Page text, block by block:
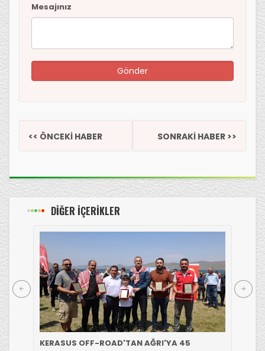
Mesajınız
<< ÖNCEKİ HABER SONRAKİ HABER >>
DİĞER İÇERİKLER
KERASUS OFF-ROAD'TAN AĞRI'YA 45